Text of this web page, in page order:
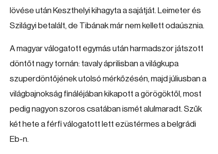
lövése után Keszthelyi kihagyta a sajátját. Leimeter és
Szilágyi betalált, de Tibának már nem kellett odaúsznia.
A magyar válogatott egymás után harmadszor játszott
döntőt nagy tornán: tavaly áprilisban a világkupa
szuperdöntőjének utolsó mérkőzésén, majd júliusban a
világbajnokság fináléjában kikapott a görögöktől, most
pedig nagyon szoros csatában ismét alulmaradt. Szűk
két hete a férfi válogatott lett ezüstérmes a belgrádi
Eb-n.